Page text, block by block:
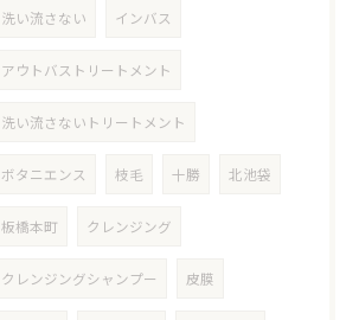
洗い流さない インバス
アウトバストリートメント
洗い流さないトリートメント
ボタニエンス 枝毛 十勝 北池袋
板橋本町 クレンジング
クレンジングシャンプー 皮膜